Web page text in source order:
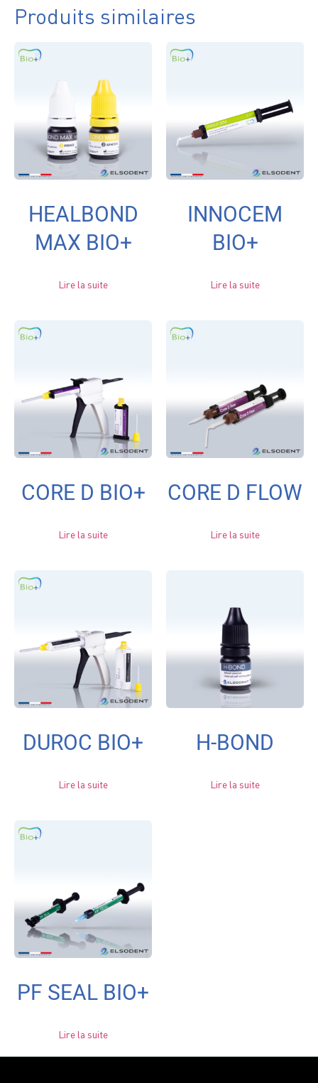
Produits similaires
HEALBOND
MAX BIO+
Lire la suite
INNOCEM
BIO+
Lire la suite
CORE D BIO+
Lire la suite
CORE D FLOW
Lire la suite
DUROC BIO+
Lire la suite
H-BOND
Lire la suite
PF SEAL BIO+
Lire la suite